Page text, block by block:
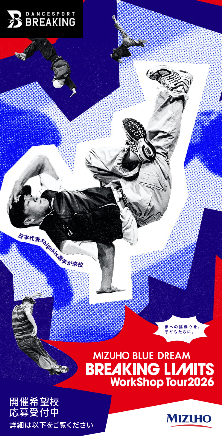
開催希望校
応募受付中
詳細は以下をご覧ください